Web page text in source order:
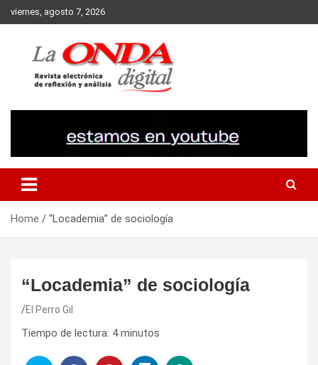
Skip
to
viernes, agosto 7, 2026
Home “Locademia” de sociología
“Locademia” de sociología
El Perro Gil
Tiempo de lectura: 4 minutos